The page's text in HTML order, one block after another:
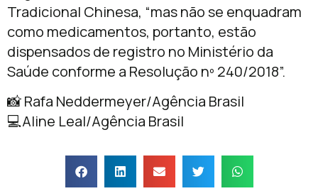
Tradicional Chinesa, “mas não se enquadram
como medicamentos, portanto, estão
dispensados de registro no Ministério da
Saúde conforme a Resolução nº 240/2018”.
📸 Rafa Neddermeyer/Agência Brasil
💻Aline Leal/Agência Brasil